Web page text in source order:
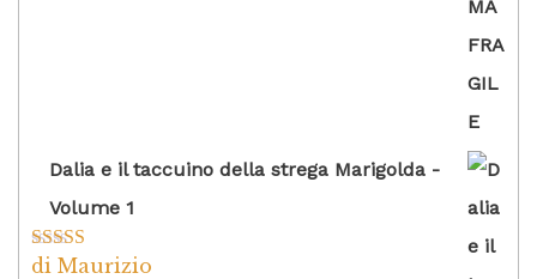
Dalia e il taccuino della strega Marigolda -
Volume 1
Valutato4
di Maurizio